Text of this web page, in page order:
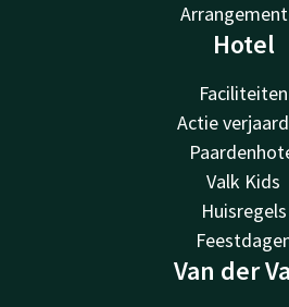
Hotel
Faciliteiten
Actie
Valk Kids
Huisregels
Van der